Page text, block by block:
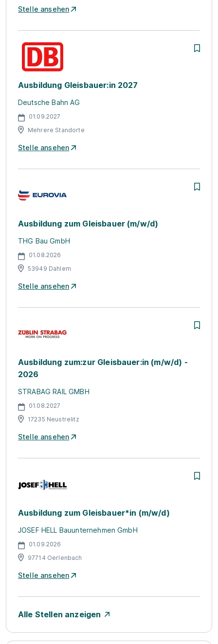
Stelle ansehen
Ausbildung Gleisbauer:in 2027
Deutsche Bahn AG
01.09.2027
Mehrere Standorte
Stelle ansehen
Ausbildung zum Gleisbauer (m/w/d)
THG Bau GmbH
01.08.2026
53949 Dahlem
Stelle ansehen
Ausbildung zum:zur Gleisbauer:in (m/w/d) -
2026
STRABAG RAIL GMBH
01.08.2027
17235 Neustrelitz
Stelle ansehen
Ausbildung zum Gleisbauer*in (m/w/d)
JOSEF HELL Bauunternehmen GmbH
01.09.2026
97714 Oerlenbach
Stelle ansehen
Alle Stellen anzeigen